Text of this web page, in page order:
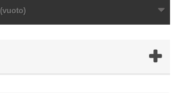
(vuoto)